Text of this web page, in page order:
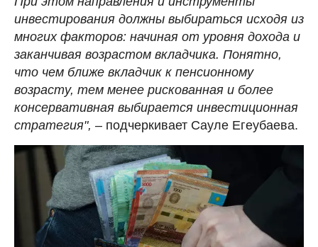
инвестирования должны выбираться исходя из
многих факторов: начиная от уровня дохода и
заканчивая возрастом вкладчика. Понятно,
что чем ближе вкладчик к пенсионному
возрасту, тем менее рискованная и более
консервативная выбирается инвестиционная
стратегия", – подчеркивает Сауле Егеубаева.